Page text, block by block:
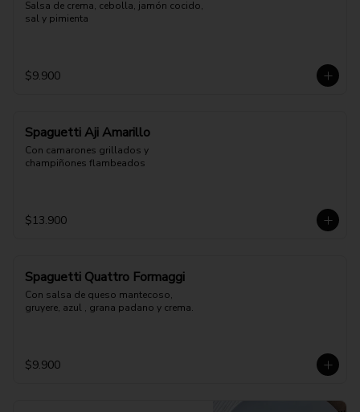
Salsa de crema, cebolla, jamón cocido,
sal y pimienta
$9.900
Spaguetti Aji Amarillo
Con camarones grillados y
champiñones flambeados
$13.900
Spaguetti Quattro Formaggi
Con salsa de queso mantecoso,
gruyere, azul , grana padano y crema.
$9.900